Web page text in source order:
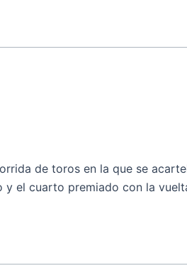
de toros en la que se
y el cuarto premiado con la